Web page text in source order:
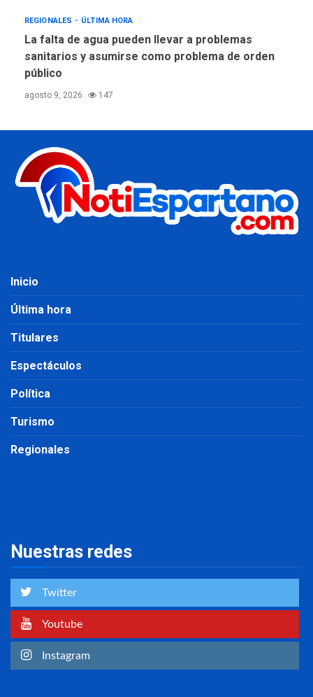
REGIONALES ÚLTIMA HORA
La falta de agua pueden llevar a problemas
sanitarios y asumirse como problema de orden
público
agosto 9, 2026 147
Inicio
Última hora
Titulares
Espectáculos
Política
Turismo
Regionales
Nuestras redes
Twitter
Youtube
Instagram